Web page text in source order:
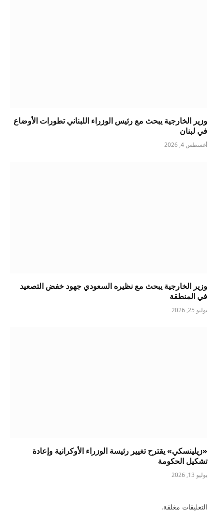
وزير الخارجية يبحث مع رئيس الوزراء اللبناني تطورات الأوضاع
في لبنان
أغسطس 4, 2026
وزير الخارجية يبحث مع نظيره السعودي جهود خفض التصعيد
في المنطقة
يوليو 25, 2026
«زيلينسكي» يقترح تغيير رئيسة الوزراء الأوكرانية وإعادة
تشكيل الحكومة
يوليو 13, 2026
التعليقات مغلقة.